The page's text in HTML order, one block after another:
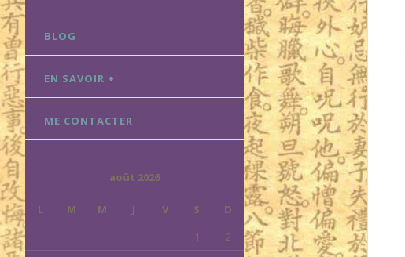
BLOG
EN SAVOIR +
ME CONTACTER
août 2026
L M M J V S
D
1
2